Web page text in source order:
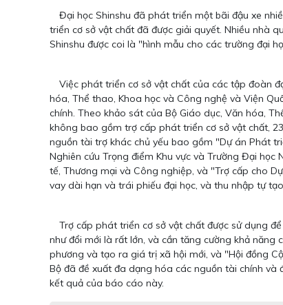
Đại học Shinshu đã phát triển một bãi đậu xe
triển cơ sở vật chất đã được giải quyết. Nhiều nhà
Shinshu được coi là "hình mẫu cho các trường đại
Việc phát triển cơ sở vật chất của các tập đoàn
hóa, Thể thao, Khoa học và Công nghệ và Viện
chính. Theo khảo sát của Bộ Giáo dục, Văn hóa,
không bao gồm trợ cấp phát triển cơ sở vật chất,
nguồn tài trợ khác chủ yếu bao gồm "Dự án Phát
Nghiên cứu Trọng điểm Khu vực và Trường Đại
tế, Thương mại và Công nghiệp, và "Trợ cấp cho
vay dài hạn và trái phiếu đại học, và thu nhập tự
Trợ cấp phát triển cơ sở vật chất được sử dụng
như đổi mới là rất lớn, và cần tăng cường khả
phương và tạo ra giá trị xã hội mới, và "Hội đồng
Bộ đã đề xuất đa dạng hóa các nguồn tài chính
kết quả của báo cáo này.